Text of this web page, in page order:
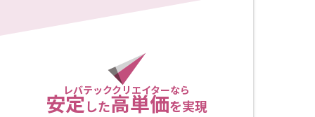
レバテッククリエイターなら
安定した高単価を実現